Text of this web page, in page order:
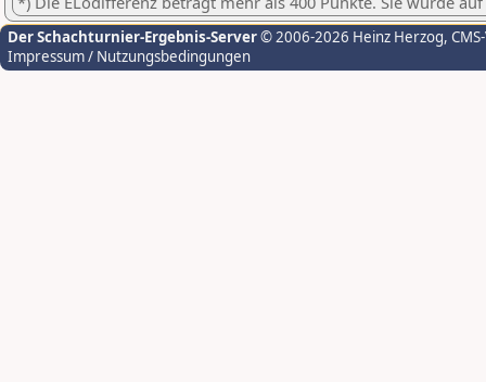
Der Schachturnier-Ergebnis-Server© 2006-2026 Heinz Herzog,
Impressum / Nutzungsbedingungen